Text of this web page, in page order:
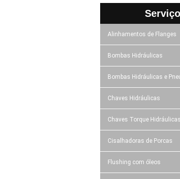
Alinhamentos de Flanges
Bombas Hidráulicas
Bombas Hidráulicas e
Chaves Hidráulicas
Chaves Torque Hidráulicas
Cisalhadoras de Porcas
Flushing com óleos